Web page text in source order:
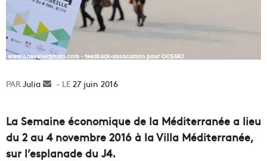
Julia
Envoyer27 juin 2016
La Semaine économique de la Méditerranée a lieu
du 2 au 4 novembre 2016 à la Villa Méditerranée,
sur l’esplanade du J4.